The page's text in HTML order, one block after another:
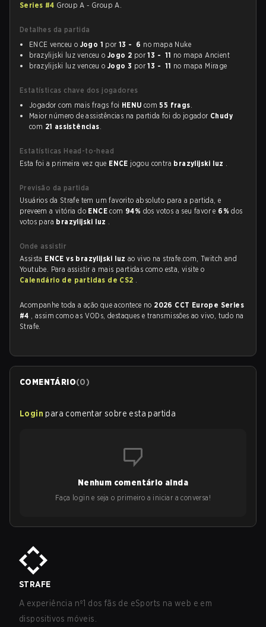
Series #4 Group A - Group A.
Detalhes da partida
ENCE venceu o Jogo 1 por13 - 6 no mapa Nuke
brazylijski luz venceu o Jogo 2 por13 - 11 no mapa Ancient
brazylijski luz venceu o Jogo 3 por13 - 11 no mapa Mirage
Estatísticas chave dos jogadores
Jogador com mais frags foi HENU com55 frags.
Maior número de assistências na partida foi do jogador Chudy
com 21 assistências.
Estatísticas Head-to-head
Esta foi a primeira vez que ENCE jogou contra brazylijski luz .
Previsão da partida
Usuários da Strafe tem um favorito absoluto para a partida, e
preveem a vitória do ENCEcom 94% dos votos a seu favor e 6%dos
votos para brazylijski luz .
Onde assistir
Assista ENCE vs brazylijski luz ao vivo na strafe.com, Twitch and
Youtube. Para assistir a mais partidas como esta, visite o
Calendário de partidas de CS2 .
Acompanhe toda a ação que acontece no 2026 CCT Europe Series
#4 , assim como as VODs, destaques e transmissões ao vivo, tudo na
Strafe.
COMENTÁRIO(0)
Login para comentar sobre esta partida
Nenhum comentário ainda
Faça login e seja o primeiro a iniciar a conversa!
STRAFE
A experiência nº1 dos fãs de eSports na web e em
dispositivos móveis.